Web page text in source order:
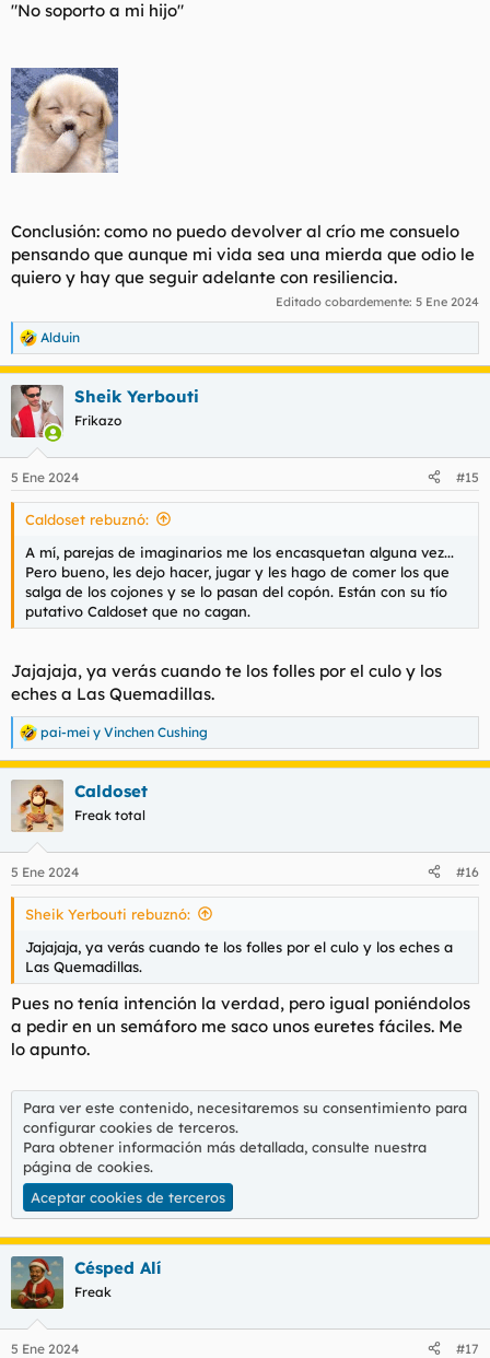
"No soporto a mi hijo"
Conclusión: como no puedo devolver al crío me consuelo
pensando que aunque mi vida sea una mierda que odio le
quiero y hay que seguir adelante con resiliencia.
Editado cobardemente: 5 Ene 2024
R
e
c
c
i
e
s
Alduin
Sheik Yerbouti
Frikazo
5 Ene 2024 #15
Caldoset rebuznó:
A mí, parejas de imaginarios me los encasquetan alguna vez...
Pero bueno, les dejo hacer, jugar y les hago de comer los que
salga de los cojones y se lo pasan del copón. Están con su tío
putativo Caldoset que no cagan.
Jajajaja, ya verás cuando te los folles por el culo y los
eches a Las Quemadillas.
R
e
c
i
e
s
pai-mei y Vinchen Cushing
Caldoset
Freak total
5 Ene 2024 #16
Sheik Yerbouti rebuznó:
Jajajaja, ya verás cuando te los folles por el culo y los eches a
Las Quemadillas.
Pues no tenía intención la verdad, pero igual poniéndolos
a pedir en un semáforo me saco unos euretes fáciles. Me
lo apunto.
Para ver este contenido, necesitaremos su consentimiento para
configurar cookies de terceros.
Para obtener información más detallada, consulte nuestra
página de cookies.
Aceptar cookies de terceros
Césped Alí
Freak
5 Ene 2024 #17